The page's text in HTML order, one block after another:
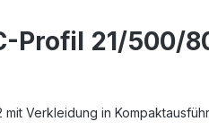
Profil 21/500/
Verkleidung in